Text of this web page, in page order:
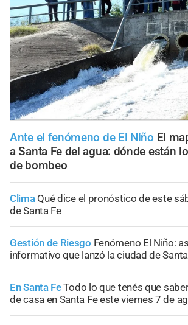
Ante el fenómeno de El Niño El
a Santa Fe del agua: dónde están
de bombeo
Clima Qué dice el pronóstico de este
de Santa Fe
Gestión de Riesgo Fenómeno El Niño:
informativo que lanzó la ciudad de
En Santa FeTodo lo que tenés que
de casa en Santa Fe este viernes 7 de